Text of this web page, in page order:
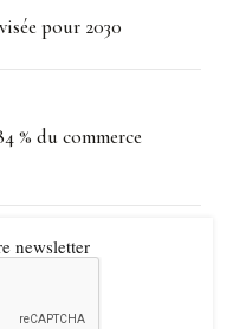
pour 2030
% du commerce
newsletter